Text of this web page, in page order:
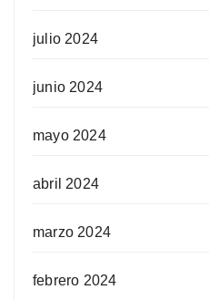
julio 2024
junio 2024
mayo 2024
abril 2024
marzo 2024
febrero 2024